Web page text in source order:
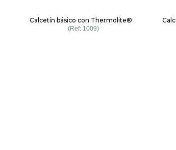
Calcetín básico con Thermolite®
1009